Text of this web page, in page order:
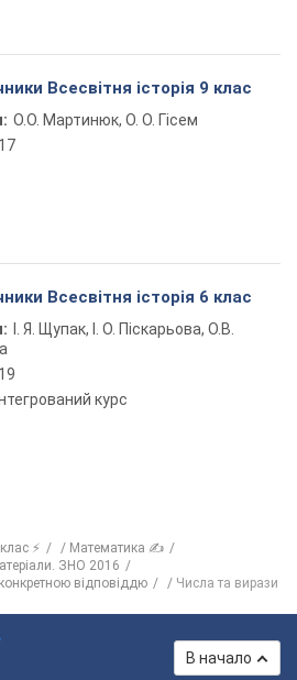
Всесвітня історія 9 клас
О.О. Мартинюк, О. О. Гісем
Всесвітня історія 6 клас
І. Я. Щупак, І. О. Піскарьова, О.В.
курс
⚡
Математика ✍
ЗНО 2016
відповіддю
Числа та вирази
В начало